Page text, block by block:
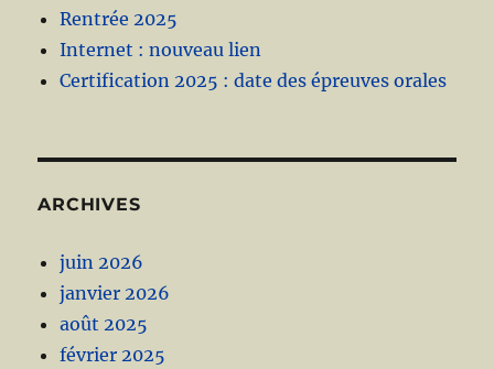
Rentrée 2025
Internet : nouveau lien
Certification 2025 : date des épreuves orales
ARCHIVES
juin 2026
janvier 2026
août 2025
février 2025